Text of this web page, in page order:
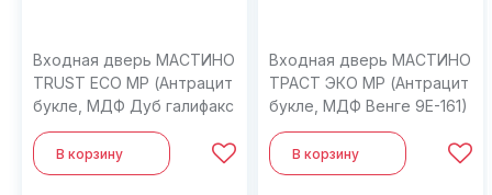
Входная дверь МАСТИНО
TRUST ECO MP (Антрацит
букле, МДФ Дуб галифакс
медовый 9Е- 183)
В корзину
Входная дверь МАСТИНО
ТРАСТ ЭКО MP (Антрацит
букле, МДФ Венге 9E-161)
В корзину